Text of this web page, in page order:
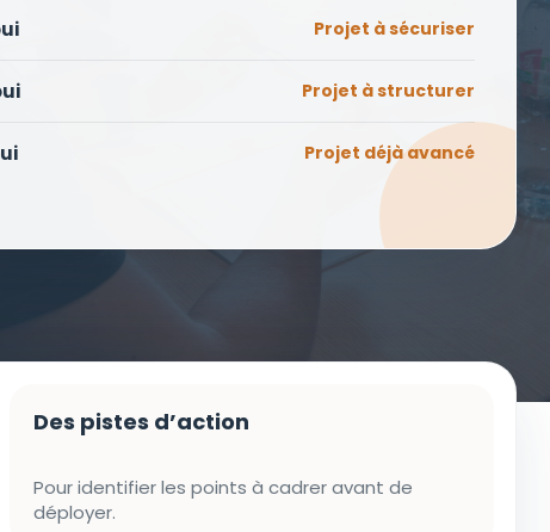
Projet à sécuriser
Projet à structurer
Projet déjà avancé
Des pistes d’action
Pour identifier les points à cadrer avant de
déployer.